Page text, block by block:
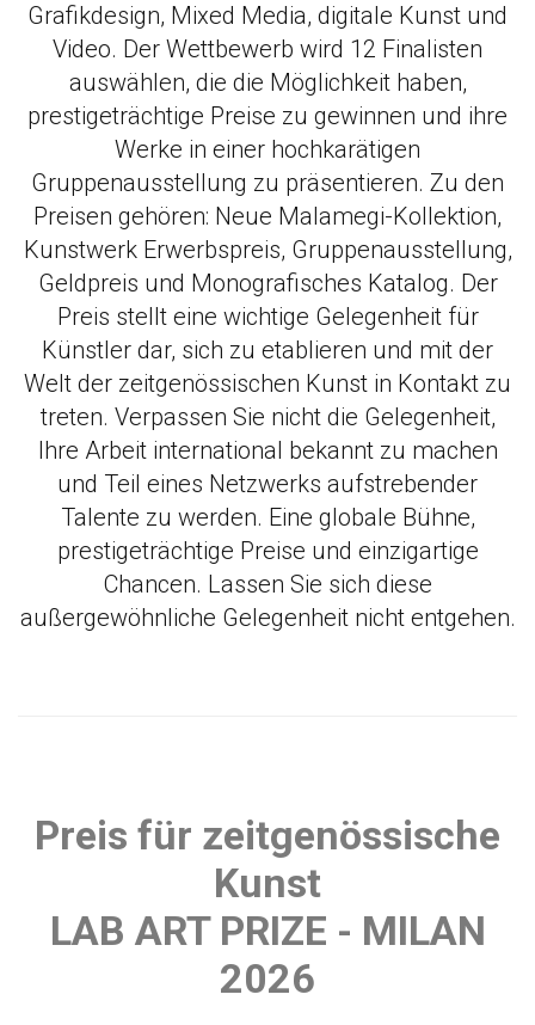
Grafikdesign, Mixed Media, digitale Kunst und
Video. Der Wettbewerb wird 12 Finalisten
auswählen, die die Möglichkeit haben,
prestigeträchtige Preise zu gewinnen und ihre
Werke in einer hochkarätigen
Gruppenausstellung zu präsentieren. Zu den
Preisen gehören: Neue Malamegi-Kollektion,
Kunstwerk Erwerbspreis, Gruppenausstellung,
Geldpreis und Monografisches Katalog. Der
Preis stellt eine wichtige Gelegenheit für
Künstler dar, sich zu etablieren und mit der
Welt der zeitgenössischen Kunst in Kontakt zu
treten. Verpassen Sie nicht die Gelegenheit,
Ihre Arbeit international bekannt zu machen
und Teil eines Netzwerks aufstrebender
Talente zu werden. Eine globale Bühne,
prestigeträchtige Preise und einzigartige
Chancen. Lassen Sie sich diese
außergewöhnliche Gelegenheit nicht entgehen.
Preis für zeitgenössische
Kunst
LAB ART PRIZE - MILAN
2026